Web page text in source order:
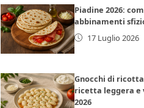
Piadine 2026:
abbinamenti
17 Luglio 2026
Gnocchi di
ricetta leggera e
2026